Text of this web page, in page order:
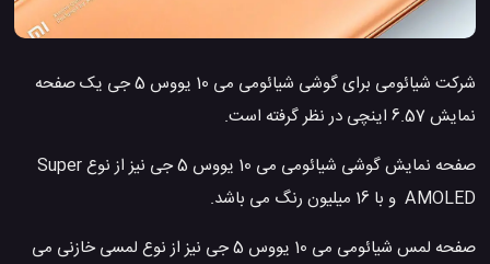
شرکت شیائومی برای گوشی شیائومی می 10 یووس 5 جی یک صفحه
نمایش 6.57 اینچی در نظر گرفته است.
صفحه نمایش گوشی شیائومی می 10 یووس 5 جی نیز از نوع Super
AMOLED و با 16 میلیون رنگ می باشد.
صفحه لمس شیائومی می 10 یووس 5 جی نیز از نوع لمسی خازنی می